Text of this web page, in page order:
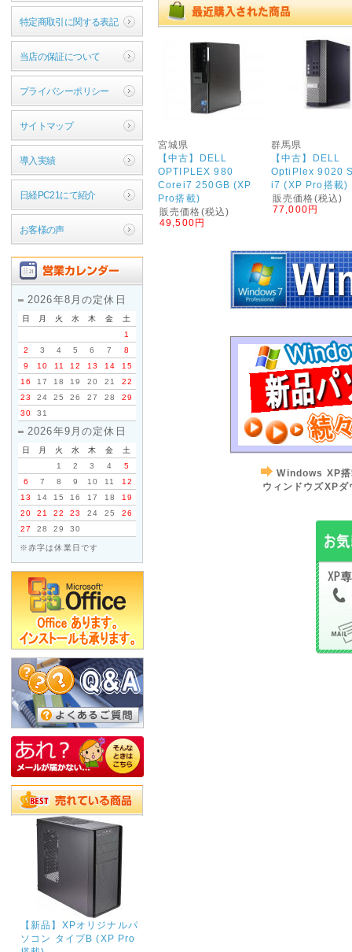
特定商取引に関する表記
当店の保証について
プライバシーポリシー
サイトマップ
導入実績
日経PC21にて紹介
お客様の声
2026年8月の定休日
日 月 火 水 木 金
土
1
2
3 4 5 6 7
8
9
10 11 12 13 14
15
16
17 18 19 20 21
22
23
24 25 26 27 28
29
30
31
2026年9月の定休日
日 月 火 水 木 金
土
1
2 3 4
5
6
7 8 9 10 11
12
13
14 15 16 17 18
19
20
21 22 23 24 25
26
27
28 29 30
※赤字は休業日です
【新品】XPオリジナルパ
ソコン タイプB (XP Pro
宮城県
【中古】DELL
OPTIPLEX 980
Corei7 250GB (XP
Pro搭載)
販売価格(税込)
49,500円
群馬県
【中古】DELL
OptiPlex 9020
i7 (XP Pro搭載)
販売価格(税込)
77,000円
Windows XP搭
ウィンドウズXPダ